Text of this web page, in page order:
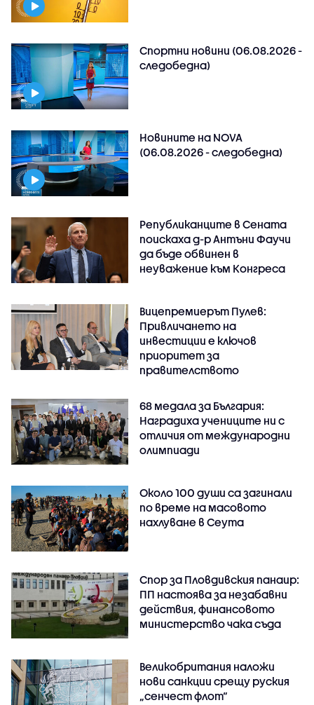
Спортни новини (06.08.2026 -
следобедна)
Новините на NOVA
(06.08.2026 - следобедна)
Републиканците в Сената
поискаха д-р Антъни Фаучи
да бъде обвинен в
неуважение към Конгреса
Вицепремиерът Пулев:
Привличането на
инвестиции е ключов
приоритет за
правителството
68 медала за България:
Наградиха учениците ни с
отличия от международни
олимпиади
Около 100 души са загинали
по време на масовото
нахлуване в Сеута
Спор за Пловдивския панаир:
ПП настоява за незабавни
действия, финансовото
министерство чака съда
Великобритания наложи
нови санкции срещу руския
„сенчест флот“